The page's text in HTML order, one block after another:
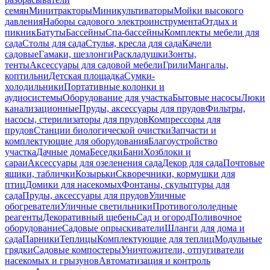
семянМинитракторыМиникультиваторыМойки высокого
давленияНаборы садового электроинструментаОтдых и
пикникБатутыБассейныСпа-бассейныКомплекты мебели для
садаСтолы для садаСтулья, кресла для садаКачели
садовыеГамаки, шезлонгиРаскладушкиЗонты,
тентыАксессуары для садовой мебелиГрилиМангалы,
коптильниДетская площадкаСумки-
холодильникиПортативные колонки и
аудиосистемыОборудование для участкаБытовые насосыЛюки
канализационныеПруды, аксессуары для прудовФильтры,
насосы, стерилизаторы для прудовКомпрессоры для
прудовСтанции биологической очисткиЗапчасти и
комплектующие для оборудованияБлагоустройство
участкаДачные домаБеседкиБаниХозблоки и
сараиАксессуары для озеленения садаДекор для садаПочтовые
ящики, табличкиКозырькиСкворечники, кормушки для
птицДомики для насекомыхФонтаны, скульптуры для
садаПруды, аксессуары для прудовУличные
обогревателиУличные светильникиПротивогололедные
реагентыДекоративный щебеньСад и огородПоливочное
оборудованиеСадовые опрыскивателиШланги для дома и
садаПарникиТеплицыКомплектующие для теплицМодульные
грядкиСадовые компостерыУничтожители, отпугиватели
насекомых и грызуновАвтоматизация и контроль